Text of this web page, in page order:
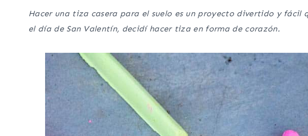
Hacer una tiza casera para el suelo es un proyecto divertido y fácil
el día de San Valentín, decidí hacer tiza en forma de corazón.